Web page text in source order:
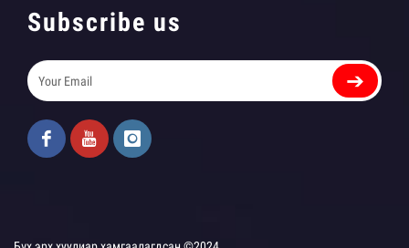
Subscribe us
➔